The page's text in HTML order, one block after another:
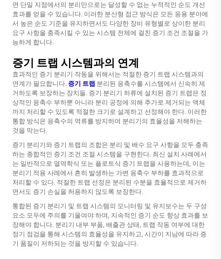
면 단일 지점에서의 분리만으로는 달성할 수 없는 누적적인 순도 개선
효과를 얻을 수 있습니다. 이러한 분산형 접근 방식은 모든 응용 분야에
서 높은 순도 기준을 유지하면서도 다양한 장비 유형별로 상이한 분리
요구 사항을 충족시킬 수 있는 시스템 전체에 걸친 증기 조건 조절을 가
능하게 합니다.
증기 트랩 시스템과의 연계
효과적인 증기 분리기 작동을 위해서는 적절한 증기 트랩 시스템과의
연계가 필요합니다. 증기 트랩 분리된 응축수를 시스템에서 신속히 제
거하도록 보장하는 장치들. 증기 분리기 하류에 설치된 증기 트랩은 정
상적인 응축수 부하뿐 아니라 분리 공정에 의해 추가로 제거되는 액체
까지 처리할 수 있도록 적절한 크기로 설계하고 선정해야 한다. 이러한
통합 방식은 응축수의 역류를 방지하여 분리기의 효율성을 저해하는
것을 막는다.
증기 분리기와 증기 트랩의 조합은 분리 및 배수 요구 사항을 모두 충족
하는 종합적인 증기 조건 조절 시스템을 구현한다. 최신 설치 사례에서
는 일반적으로 열역학식 또는 플로트식 증기 트랩을 사용하는데, 이는
분리기 적용 사례에서 흔히 발생하는 가변 응축수 부하를 효과적으로
처리할 수 있다. 적절한 트랩 선정은 분리된 수분을 효율적으로 제거하
면서도 증기 손실을 허용하지 않도록 보장한다.
통합된 증기 분리기 및 트랩 시스템의 모니터링 및 유지보수는 두 구성
요소 모두에 주의를 기울여야 하며, 지속적인 증기 순도 향상 효과를 보
장해야 합니다. 분리기 내부 부품, 배출관 상태, 트랩 작동 여부에 대한
정기 점검을 통해 시스템의 효율성을 유지하고, 시간이 지남에 따라 증
기 품질이 저하되는 것을 방지할 수 있습니다.